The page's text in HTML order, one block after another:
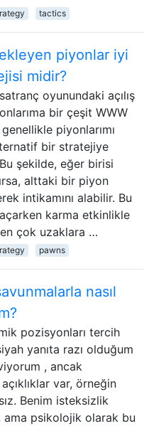
tactics
piyonlar iyi
midir?
oyunundaki açılış
bir çeşit WWW
piyonlarımı
bir stratejiye
şekilde, eğer birisi
alttaki bir piyon
intikamını alabilir. Bu
karma etkinlikle
çok uzaklara …
pawns
nasıl
pozisyonları tercih
yanıta razı olduğum
, ancak
var, örneğin
Benim isteksizlik
ama psikolojik olarak bu